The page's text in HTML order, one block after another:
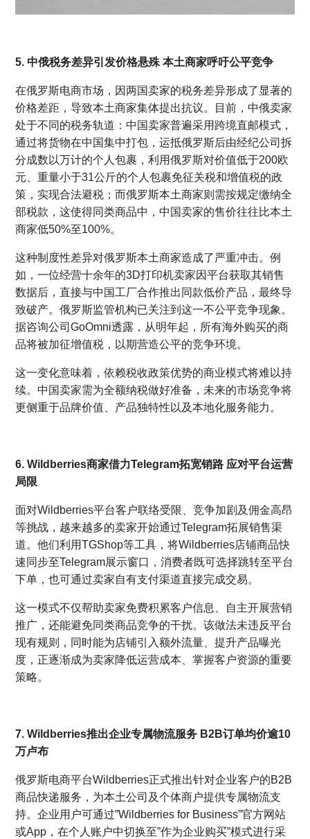
5. 中俄税务差异引发价格悬殊 本土商家呼吁公平竞争
在俄罗斯电商市场，因两国卖家的税务差异形成了显著的
价格差距，导致本土商家集体提出抗议。目前，中俄卖家
处于不同的税务轨道：中国卖家普遍采用跨境直邮模式，
通过将货物在中国集中打包，运抵俄罗斯后由经纪公司拆
分成数以万计的个人包裹，利用俄罗斯对价值低于200欧
元、重量小于31公斤的个人包裹免征关税和增值税的政
策，实现合法避税；而俄罗斯本土商家则需按规定缴纳全
部税款，这使得同类商品中，中国卖家的售价往往比本土
商家低50%至100%。
这种制度性差异对俄罗斯本土商家造成了严重冲击。例
如，一位经营十余年的3D打印机卖家因平台获取其销售
数据后，直接与中国工厂合作推出同款低价产品，最终导
致破产。俄罗斯监管机构已关注到这一不公平竞争现象。
据咨询公司GoOmni透露，从明年起，所有海外购买的商
品将被加征增值税，以期营造公平的竞争环境。
这一变化意味着，依赖税收政策优势的商业模式将难以持
续。中国卖家需为全额纳税做好准备，未来的市场竞争将
更侧重于品牌价值、产品独特性以及本地化服务能力。
6. Wildberries商家借力Telegram拓宽销路 应对平台运营
局限
面对Wildberries平台客户联络受限、竞争加剧及佣金高昂
等挑战，越来越多的卖家开始通过Telegram拓展销售渠
道。他们利用TGShop等工具，将Wildberries店铺商品快
速同步至Telegram展示窗口，消费者既可选择跳转至平台
下单，也可通过卖家自有支付渠道直接完成交易。
这一模式不仅帮助卖家免费积累客户信息、自主开展营销
推广，还能避免同类商品竞争的干扰。该做法未违反平台
现有规则，同时能为店铺引入额外流量、提升产品曝光
度，正逐渐成为卖家降低运营成本、掌握客户资源的重要
策略。
7. Wildberries推出企业专属物流服务 B2B订单均价逾10
万卢布
俄罗斯电商平台Wildberries正式推出针对企业客户的B2B
商品快递服务，为本土公司及个体商户提供专属物流支
持。企业用户可通过”Wildberries for Business”官方网站
或App，在个人账户中切换至”作为企业购买”模式进行采